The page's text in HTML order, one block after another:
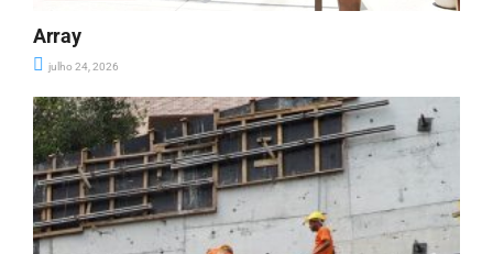
Array
julho 24, 2026